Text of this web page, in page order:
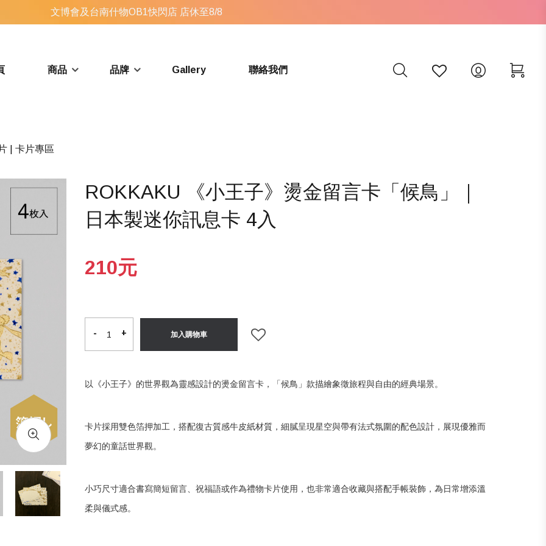
文博會及台南什物OB1快閃店 店休至8/8
商品 品牌 Gallery 聯絡我們
| 卡片專區
ROKKAKU 《小王子》燙金留言卡「候鳥」｜
日本製迷你訊息卡 4入
210元
- +
- + 加入購物車
以《小王子》的世界觀為靈感設計的燙金留言卡，「候鳥」款描繪象徵旅程與自由的經典場景。
卡片採用雙色箔押加工，搭配復古質感牛皮紙材質，細膩呈現星空與帶有法式氛圍的配色設計，展現優雅而
夢幻的童話世界觀。
小巧尺寸適合書寫簡短留言、祝福語或作為禮物卡片使用，也非常適合收藏與搭配手帳裝飾，為日常增添溫
柔與儀式感。